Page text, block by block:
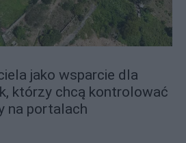
jako wsparcie dla
którzy chcą kontrolować
na portalach